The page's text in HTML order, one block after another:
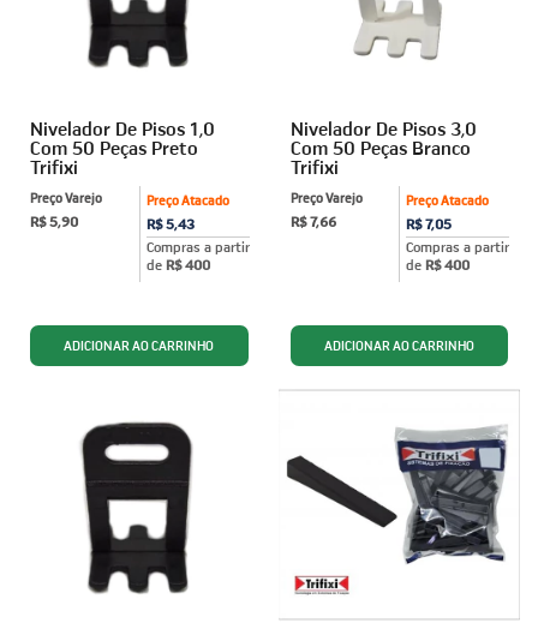
Nivelador De Pisos 1,0
Com 50 Peças Preto
Trifixi
Preço Atacado
R$ 5,43
Compras a partir
de R$ 400
Preço Varejo
R$ 5,90
Nivelador De Pisos 3,0
Com 50 Peças Branco
Trifixi
Preço Atacado
R$ 7,05
Compras a partir
de R$ 400
Preço Varejo
R$ 7,66